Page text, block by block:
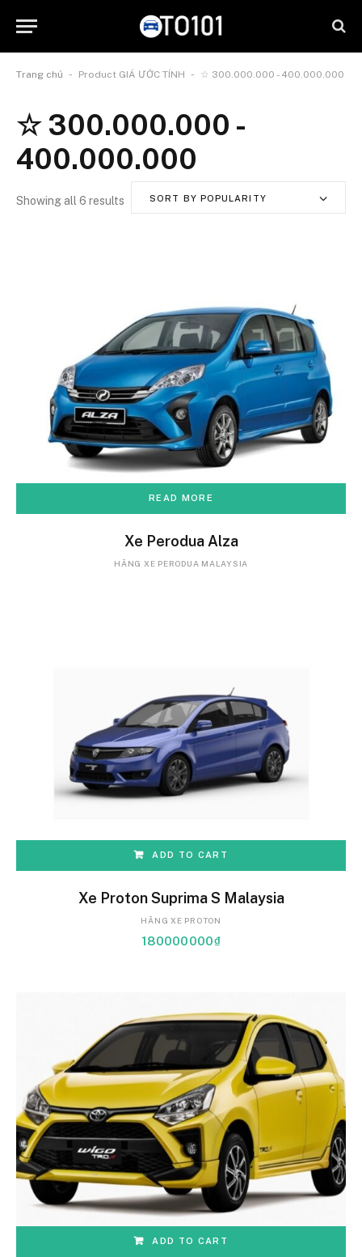
Trang chủ - Product GIÁ ƯỚC TÍNH - ☆ 300.000.000 - 400.000.000
☆ 300.000.000 -
400.000.000
Showing all 6 results SORT BY POPULARITY
READ MORE
Xe Perodua Alza
HÃNG XE PERODUA MALAYSIA
ADD TO CART
Xe Proton Suprima S Malaysia
HÃNG XE PROTON
180000000₫
ADD TO CART